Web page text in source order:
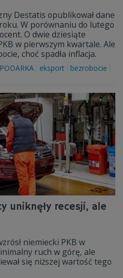
Destatis opublikował dane
W porównaniu do lutego
O dwie dziesiąte
w pierwszym kwartale. Ale
choć spadła inflacja.
eksport
bezrobocie
uniknęły recesji, ale
niemiecki PKB w
ruch w górę, ale
się niższej wartość tego